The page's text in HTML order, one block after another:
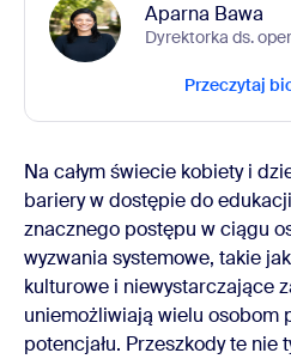
Aparna Bawa
Dyrektorka ds.
Przeczytaj
Na całym świecie kobiety i
bariery w dostępie do
znacznego postępu w ciągu
wyzwania systemowe, takie
kulturowe i niewystarczające
uniemożliwiają wielu osobom
potencjału. Przeszkody te nie